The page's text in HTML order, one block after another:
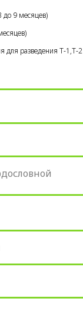
до 9 месяцев)
для разведения Т-1,Т-2